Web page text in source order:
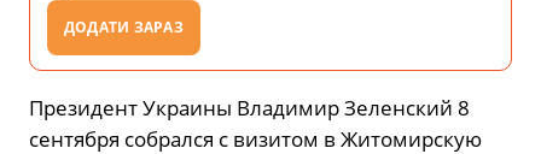
ДОДАТИ ЗАРАЗ
Президент Украины Владимир Зеленский 8
сентября собрался с визитом в Житомирскую